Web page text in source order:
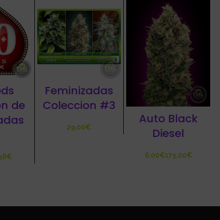
de
€
Feminizadas
Coleccion #3
€
Auto Black
Diesel
€ €